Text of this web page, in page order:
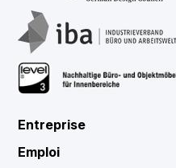
Entreprise
Emploi